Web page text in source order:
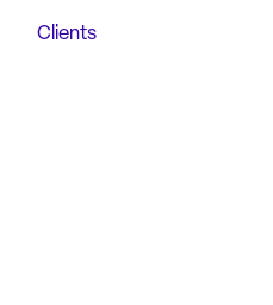
Clients